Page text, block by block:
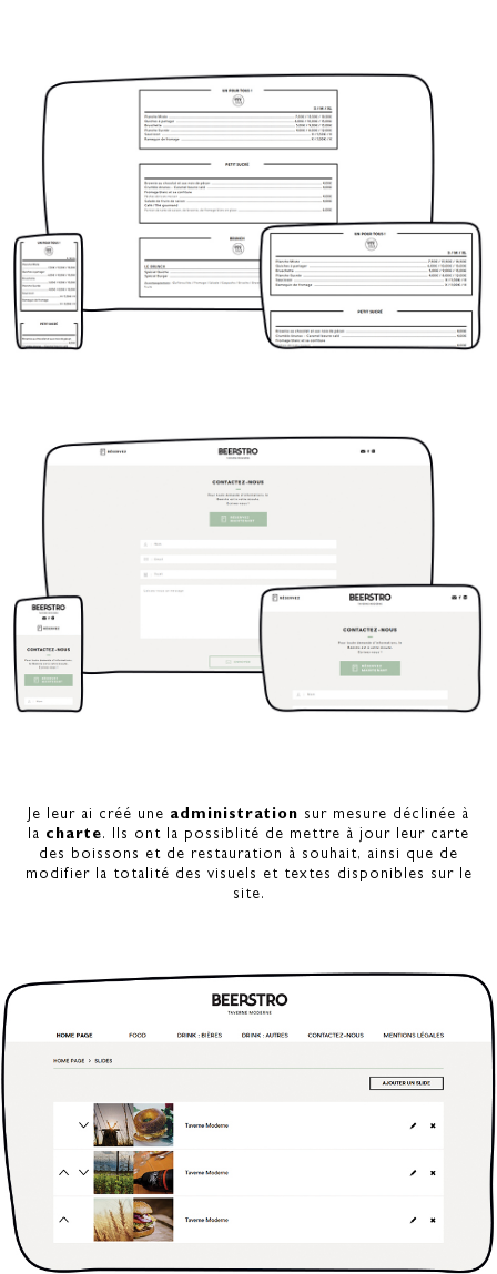
Je leur ai créé une administration sur mesure déclinée à
la charte. Ils ont la possiblité de mettre à jour leur carte
des boissons et de restauration à souhait, ainsi que de
modifier la totalité des visuels et textes disponibles sur le
site.